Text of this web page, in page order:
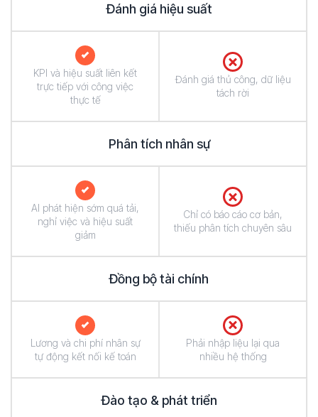
Đánh giá hiệu suất
KPI và hiệu suất liên kết
trực tiếp với công việc
thực tế
Đánh giá thủ công, dữ liệu
tách rời
Phân tích nhân sự
AI phát hiện sớm quá tải,
nghỉ việc và hiệu suất
giảm
Chỉ có báo cáo cơ bản,
thiếu phân tích chuyên sâu
Đồng bộ tài chính
Lương và chi phí nhân sự
tự động kết nối kế toán
Phải nhập liệu lại qua
nhiều hệ thống
Đào tạo & phát triển